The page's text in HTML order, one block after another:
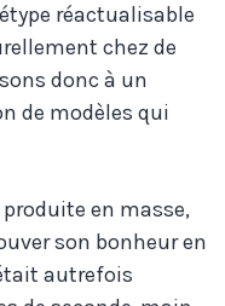
réactualisable
chez de
donc à un
de modèles qui
en masse,
son bonheur en
autrefois